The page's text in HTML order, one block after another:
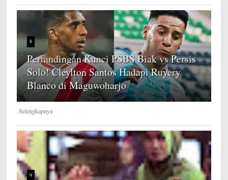
8
Pertandingan Kunci PSBS Biak vs Persis
Solo! Cleylton Santos Hadapi Ruyery
Blanco di Maguwoharjo
Selengkapnya
9